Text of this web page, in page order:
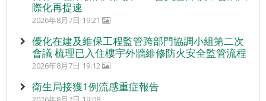
際化再提速
2026年8月7日 19:21
優化在建及維保工程監管跨部門協調小組第二次
會議 梳理已入住樓宇外牆維修防火安全監管流程
2026年8月7日 19:12
衛生局接獲1例流感重症報告